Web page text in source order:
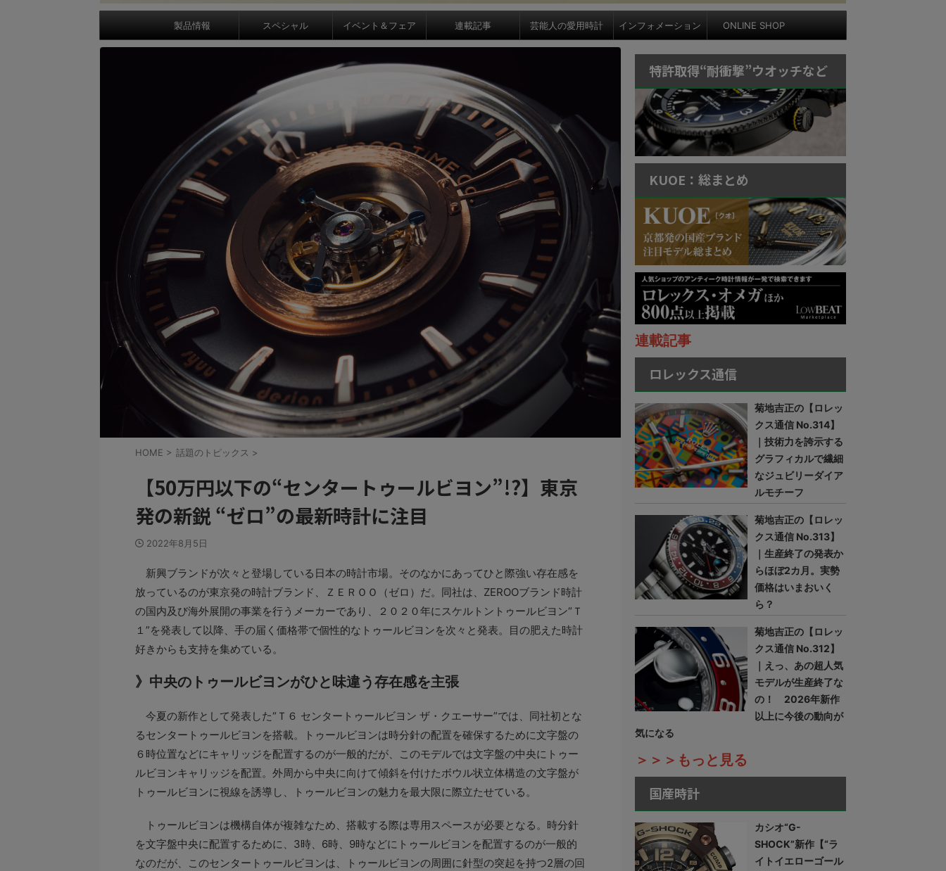
製品情報 スペシャル イベント＆フェア 連載記事 芸能人の愛用時計 インフォメーション ONLINE SHOP
HOME > 話題のトピックス >
【50万円以下の“センタートゥールビヨン”!?】東京
発の新鋭 “ゼロ”の最新時計に注目
2022年8月5日
新興ブランドが次々と登場している日本の時計市場。そのなかにあってひと際強い存在感を
放っているのが東京発の時計ブランド、ＺＥＲＯＯ（ゼロ）だ。同社は、ZEROOブランド時計
の国内及び海外展開の事業を行うメーカーであり、２０２０年にスケルトントゥールビヨン“Ｔ
１”を発表して以降、手の届く価格帯で個性的なトゥールビヨンを次々と発表。目の肥えた時計
好きからも支持を集めている。
》中央のトゥールビヨンがひと味違う存在感を主張
今夏の新作として発表した“Ｔ６ センタートゥールビヨン ザ・クエーサー”では、同社初とな
るセンタートゥールビヨンを搭載。トゥールビヨンは時分針の配置を確保するために文字盤の
６時位置などにキャリッジを配置するのが一般的だが、このモデルでは文字盤の中央にトゥー
ルビヨンキャリッジを配置。外周から中央に向けて傾斜を付けたボウル状立体構造の文字盤が
トゥールビヨンに視線を誘導し、トゥールビヨンの魅力を最大限に際立たせている。
トゥールビヨンは機構自体が複雑なため、搭載する際は専用スペースが必要となる。時分針
を文字盤中央に配置するために、3時、6時、9時などにトゥールビヨンを配置するのが一般的
なのだが、このセンタートゥールビヨンは、トゥールビヨンの周囲に針型の突起を持つ2層の回
特許取得“耐衝撃”ウオッチなど
KUOE：総まとめ
連載記事
ロレックス通信
菊地吉正の【ロレッ
クス通信 No.314】
｜技術力を誇示する
グラフィカルで繊細
なジュビリーダイア
ルモチーフ
菊地吉正の【ロレッ
クス通信 No.313】
｜生産終了の発表か
らほぼ2カ月。実勢
価格はいまおいく
ら？
菊地吉正の【ロレッ
クス通信 No.312】
｜えっ、あの超人気
モデルが生産終了な
の！ 2026年新作
以上に今後の動向が
気になる
＞＞＞もっと見る
国産時計
カシオ“G-
SHOCK”新作【“ラ
イトイエローゴール